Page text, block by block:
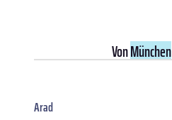
VonMünchen
Arad